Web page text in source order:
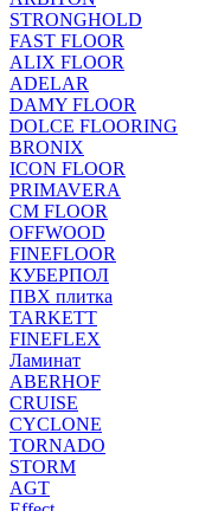
STRONGHOLD
FAST FLOOR
ALIX FLOOR
ADELAR
DAMY FLOOR
DOLCE FLOORING
BRONIX
ICON FLOOR
PRIMAVERA
CM FLOOR
OFFWOOD
FINEFLOOR
КУБЕРПОЛ
ПВХ плитка
TARKETT
FINEFLEX
Ламинат
ABERHOF
CRUISE
CYCLONE
TORNADO
STORM
AGT